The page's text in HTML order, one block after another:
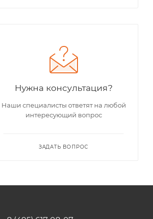
Нужна консультация?
Наши специалисты ответят на любой
интересующий вопрос
ЗАДАТЬ ВОПРОС